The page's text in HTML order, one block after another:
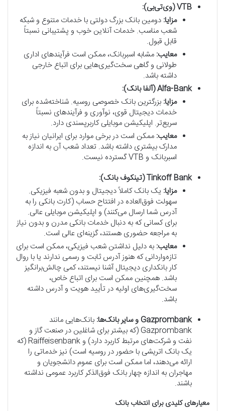
VTB (وی‌تی‌بی):
مزایا: دومین بانک بزرگ دولتی با خدمات متنوع و شبکه
شعب مناسب. خدمات آنلاین خوب و پشتیبانی نسبتاً
قابل قبول.
معایب: مشابه اسبربانک، ممکن است فرآیندهای اداری
طولانی و گاهی سخت‌گیری‌هایی برای اتباع خارجی
داشته باشد.
Alfa-Bank (آلفا بانک):
مزایا: بزرگترین بانک خصوصی روسیه. شناخته‌شده برای
خدمات دیجیتال قوی، نوآوری و فرآیندهای نسبتاً
سریع‌تر. اپلیکیشن موبایلی کاربرپسندی دارد.
معایب: ممکن است در برخی موارد برای ایرانیان نیاز به
مدارک بیشتری داشته باشد. تعداد شعب آن به اندازه
اسبربانک و VTB گسترده نیست.
Tinkoff Bank (تینکوف بانک):
مزایا: یک بانک کاملاً دیجیتال و بدون شعبه فیزیکی.
سهولت فوق‌العاده در افتتاح حساب (کارت بانکی را به
آدرس شما ارسال می‌کنند) و اپلیکیشن موبایلی عالی.
برای کسانی که به دنبال خدمات بانکی مدرن و بدون نیاز
به مراجعه حضوری هستند، گزینه‌ای عالی است.
معایب: به دلیل نداشتن شعب فیزیکی، ممکن است برای
تازه‌واردانی که هنوز آدرس ثابت و رسمی ندارند یا با روال
کار بانکداری دیجیتال آشنا نیستند، کمی چالش‌برانگیز
باشد. همچنین ممکن است برای اتباع خاص،
سخت‌گیری‌های اولیه در تأیید هویت و آدرس داشته
باشد.
Gazprombank و سایر بانک‌ها:
بانک‌هایی مانند
Gazprombank (که بیشتر برای شاغلین در صنعت گاز و
نفت و شرکت‌های مرتبط کاربرد دارد) و Raiffeisenbank (که
یک بانک اتریشی با حضور در روسیه است) نیز خدماتی را
ارائه می‌دهند، اما ممکن است برای عموم دانشجویان و
مهاجران به اندازه چهار بانک فوق‌الذکر کاربرد عمومی نداشته
باشند.
معیارهای کلیدی برای انتخاب بانک